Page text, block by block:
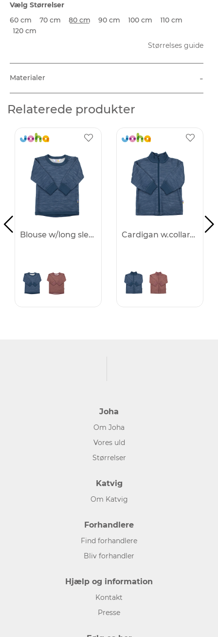
Vælg Størrelser
60 cm
70 cm 80 cm 90 cm 100 cm
110 cm
120 cm
Størrelses guide
Materialer -
Relaterede produkter
Blouse w/long sleeves - 25% Cardigan w.collar&zip. - 25%
Joha
Om Joha
Vores uld
Størrelser
Katvig
Om Katvig
Forhandlere
Find forhandlere
Bliv forhandler
Hjælp og information
Kontakt
Presse